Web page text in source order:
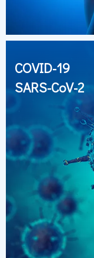
COVID-19
SARS-CoV-2